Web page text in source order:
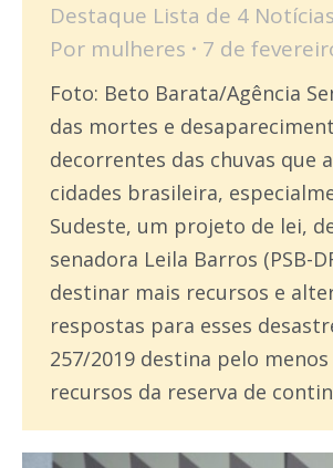
Destaque Lista de 4 Notícias
Por mulheres 7 de
Foto: Beto Barata/Agência
das mortes e
decorrentes das chuvas que
cidades brasileira,
Sudeste, um projeto de lei,
senadora Leila Barros (PSB-
destinar mais recursos e
respostas para esses
257/2019 destina pelo menos
recursos da reserva de